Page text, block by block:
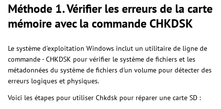
Méthode 1. Vérifier les erreurs de la carte
mémoire avec la commande CHKDSK
Le système d'exploitation Windows inclut un utilitaire de ligne de
commande - CHKDSK pour vérifier le système de fichiers et les
métadonnées du système de fichiers d'un volume pour détecter des
erreurs logiques et physiques.
Voici les étapes pour utiliser Chkdsk pour réparer une carte SD :